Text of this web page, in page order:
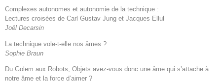
Complexes autonomes et autonomie de la technique :
Lectures croisées de Carl Gustav Jung et Jacques Ellul
Joël Decarsin
La technique vole-t-elle nos âmes ?
Sophie Braun
Du Golem aux Robots, Objets avez-vous donc une âme qui s’attache à
notre âme et la force d’aimer ?